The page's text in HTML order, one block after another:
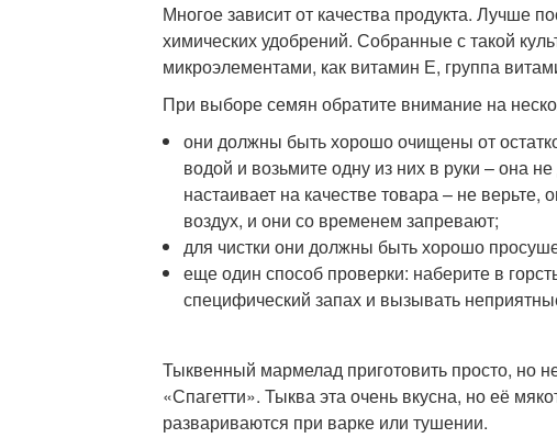
Многое зависит от качества продукта. Лучше
химических удобрений. Собранные с такой
микроэлементами, как витамин Е, группа
При выборе семян обратите внимание на
они должны быть хорошо очищены от
водой и возьмите одну из них в руки – она
настаивает на качестве товара – не верьте,
воздух, и они со временем запревают;
для чистки они должны быть хорошо
еще один способ проверки: наберите в
специфический запах и вызывать
Тыквенный мармелад приготовить просто, но
«Спагетти». Тыква эта очень вкусна, но её
развариваются при варке или тушении.